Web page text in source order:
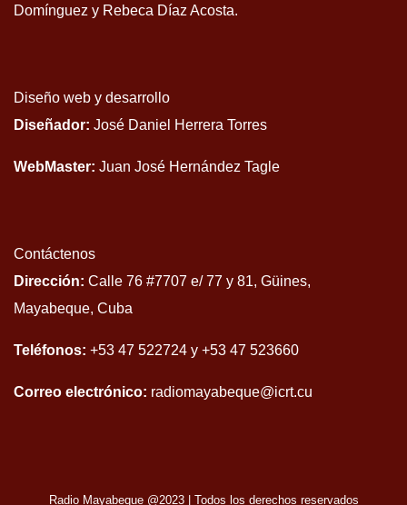
Domínguez y Rebeca Díaz Acosta.
Diseño web y desarrollo
Diseñador: José Daniel Herrera Torres
WebMaster: Juan José Hernández Tagle
Contáctenos
Dirección: Calle 76 #7707 e/ 77 y 81, Güines,
Mayabeque, Cuba
Teléfonos: +53 47 522724 y +53 47 523660
Correo electrónico: radiomayabeque@icrt.cu
Radio Mayabeque @2023 Todos los derechos reservados